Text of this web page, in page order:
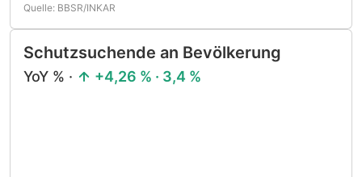
Quelle: BBSR/INKAR
Schutzsuchende an Bevölkerung
YoY % · +4,26 % · 3,4 %